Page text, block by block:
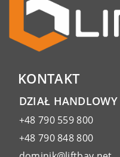
KONTAKT
DZIAŁ HANDLOWY
+48 790 559 800
+48 790 848 800